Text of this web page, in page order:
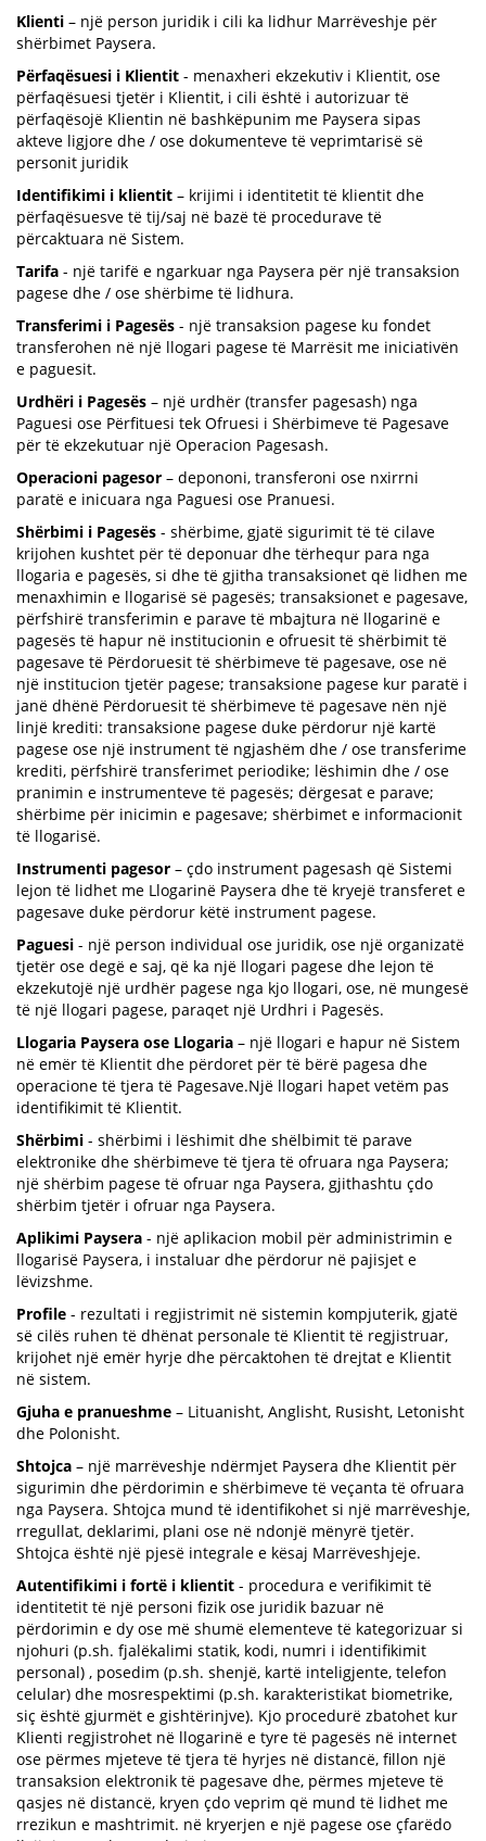
Klienti – një person juridik i cili ka lidhur Marrëveshje për
shërbimet Paysera.
Përfaqësuesi i Klientit - menaxheri ekzekutiv i Klientit, ose
përfaqësuesi tjetër i Klientit, i cili është i autorizuar të
përfaqësojë Klientin në bashkëpunim me Paysera sipas
akteve ligjore dhe / ose dokumenteve të veprimtarisë së
personit juridik
Identifikimi i klientit – krijimi i identitetit të klientit dhe
përfaqësuesve të tij/saj në bazë të procedurave të
përcaktuara në Sistem.
Tarifa - një tarifë e ngarkuar nga Paysera për një transaksion
pagese dhe / ose shërbime të lidhura.
Transferimi i Pagesës - një transaksion pagese ku fondet
transferohen në një llogari pagese të Marrësit me iniciativën
e paguesit.
Urdhëri i Pagesës – një urdhër (transfer pagesash) nga
Paguesi ose Përfituesi tek Ofruesi i Shërbimeve të Pagesave
për të ekzekutuar një Operacion Pagesash.
Operacioni pagesor – depononi, transferoni ose nxirrni
paratë e inicuara nga Paguesi ose Pranuesi.
Shërbimi i Pagesës - shërbime, gjatë sigurimit të të cilave
krijohen kushtet për të deponuar dhe tërhequr para nga
llogaria e pagesës, si dhe të gjitha transaksionet që lidhen me
menaxhimin e llogarisë së pagesës; transaksionet e pagesave,
përfshirë transferimin e parave të mbajtura në llogarinë e
pagesës të hapur në institucionin e ofruesit të shërbimit të
pagesave të Përdoruesit të shërbimeve të pagesave, ose në
një institucion tjetër pagese; transaksione pagese kur paratë i
janë dhënë Përdoruesit të shërbimeve të pagesave nën një
linjë krediti: transaksione pagese duke përdorur një kartë
pagese ose një instrument të ngjashëm dhe / ose transferime
krediti, përfshirë transferimet periodike; lëshimin dhe / ose
pranimin e instrumenteve të pagesës; dërgesat e parave;
shërbime për inicimin e pagesave; shërbimet e informacionit
të llogarisë.
Instrumenti pagesor – çdo instrument pagesash që Sistemi
lejon të lidhet me Llogarinë Paysera dhe të kryejë transferet e
pagesave duke përdorur këtë instrument pagese.
Paguesi - një person individual ose juridik, ose një organizatë
tjetër ose degë e saj, që ka një llogari pagese dhe lejon të
ekzekutojë një urdhër pagese nga kjo llogari, ose, në mungesë
të një llogari pagese, paraqet një Urdhri i Pagesës.
Llogaria Paysera ose Llogaria – një llogari e hapur në Sistem
në emër të Klientit dhe përdoret për të bërë pagesa dhe
operacione të tjera të Pagesave.Një llogari hapet vetëm pas
identifikimit të Klientit.
Shërbimi - shërbimi i lëshimit dhe shëlbimit të parave
elektronike dhe shërbimeve të tjera të ofruara nga Paysera;
një shërbim pagese të ofruar nga Paysera, gjithashtu çdo
shërbim tjetër i ofruar nga Paysera.
Aplikimi Paysera - një aplikacion mobil për administrimin e
llogarisë Paysera, i instaluar dhe përdorur në pajisjet e
lëvizshme.
Profile - rezultati i regjistrimit në sistemin kompjuterik, gjatë
së cilës ruhen të dhënat personale të Klientit të regjistruar,
krijohet një emër hyrje dhe përcaktohen të drejtat e Klientit
në sistem.
Gjuha e pranueshme – Lituanisht, Anglisht, Rusisht, Letonisht
dhe Polonisht.
Shtojca – një marrëveshje ndërmjet Paysera dhe Klientit për
sigurimin dhe përdorimin e shërbimeve të veçanta të ofruara
nga Paysera. Shtojca mund të identifikohet si një marrëveshje,
rregullat, deklarimi, plani ose në ndonjë mënyrë tjetër.
Shtojca është një pjesë integrale e kësaj Marrëveshjeje.
Autentifikimi i fortë i klientit - procedura e verifikimit të
identitetit të një personi fizik ose juridik bazuar në
përdorimin e dy ose më shumë elementeve të kategorizuar si
njohuri (p.sh. fjalëkalimi statik, kodi, numri i identifikimit
personal) , posedim (p.sh. shenjë, kartë inteligjente, telefon
celular) dhe mosrespektimi (p.sh. karakteristikat biometrike,
siç është gjurmët e gishtërinjve). Kjo procedurë zbatohet kur
Klienti regjistrohet në llogarinë e tyre të pagesës në internet
ose përmes mjeteve të tjera të hyrjes në distancë, fillon një
transaksion elektronik të pagesave dhe, përmes mjeteve të
qasjes në distancë, kryen çdo veprim që mund të lidhet me
rrezikun e mashtrimit. në kryerjen e një pagese ose çfarëdo